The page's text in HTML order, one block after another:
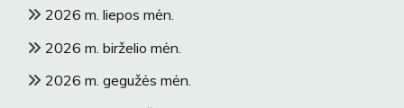
2026 m. liepos mėn.
2026 m. birželio mėn.
2026 m. gegužės mėn.